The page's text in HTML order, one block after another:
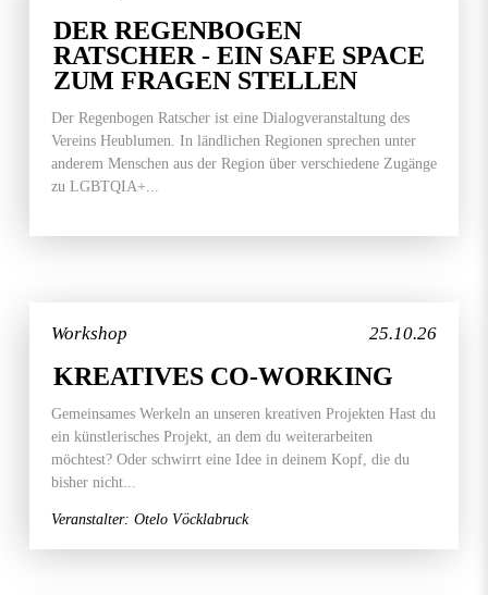
DER REGENBOGEN
RATSCHER - EIN SAFE SPACE
ZUM FRAGEN STELLEN
Der Regenbogen Ratscher ist eine Dialogveranstaltung des
Vereins Heublumen. In ländlichen Regionen sprechen unter
anderem Menschen aus der Region über verschiedene Zugänge
zu LGBTQIA+...
25.10.26
Workshop
KREATIVES CO-WORKING
Gemeinsames Werkeln an unseren kreativen Projekten Hast du
ein künstlerisches Projekt, an dem du weiterarbeiten
möchtest? Oder schwirrt eine Idee in deinem Kopf, die du
bisher nicht...
Veranstalter: Otelo Vöcklabruck